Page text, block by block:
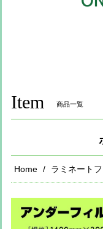
Item 商品一覧
Home ラミネート